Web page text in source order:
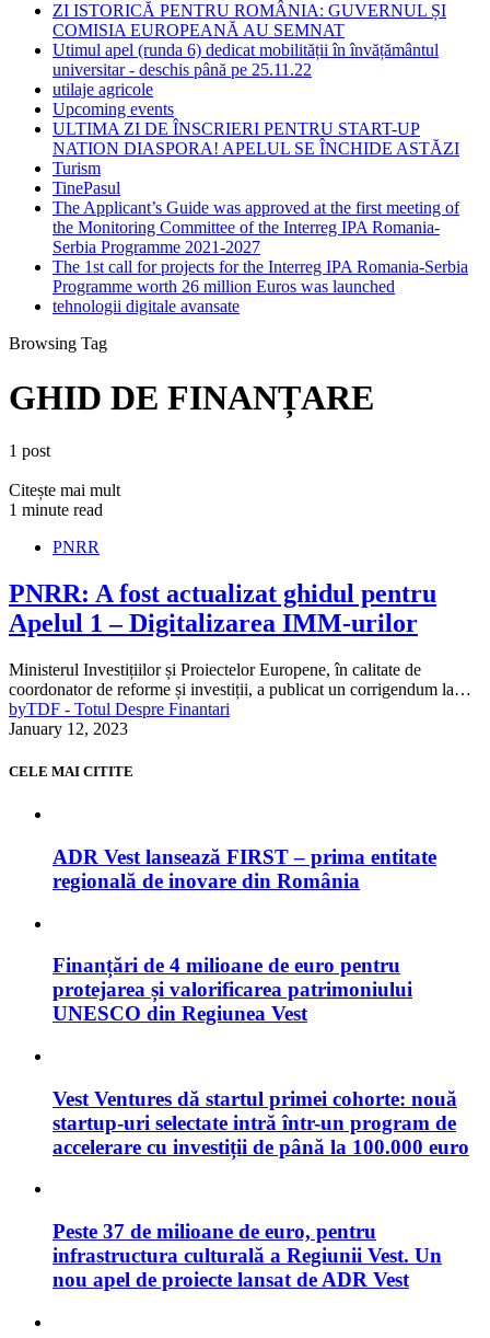
ZI ISTORICĂ PENTRU ROMÂNIA: GUVERNUL ȘI
COMISIA EUROPEANĂ AU SEMNAT
Utimul apel (runda 6) dedicat mobilității în învățământul
universitar - deschis până pe 25.11.22
utilaje agricole
Upcoming events
ULTIMA ZI DE ÎNSCRIERI PENTRU START-UP
NATION DIASPORA! APELUL SE ÎNCHIDE ASTĂZI
Turism
TinePasul
The Applicant’s Guide was approved at the first meeting of
the Monitoring Committee of the Interreg IPA Romania-
Serbia Programme 2021-2027
The 1st call for projects for the Interreg IPA Romania-Serbia
Programme worth 26 million Euros was launched
tehnologii digitale avansate
Browsing Tag
GHID DE FINANȚARE
1 post
Citește mai mult
1 minute read
PNRR
PNRR: A fost actualizat ghidul pentru
Apelul 1 – Digitalizarea IMM-urilor
Ministerul Investițiilor și Proiectelor Europene, în calitate de
coordonator de reforme și investiții, a publicat un corrigendum la…
byTDF - Totul Despre Finantari
January 12, 2023
CELE MAI CITITE
ADR Vest lansează FIRST – prima entitate
regională de inovare din România
Finanțări de 4 milioane de euro pentru
protejarea și valorificarea patrimoniului
UNESCO din Regiunea Vest
Vest Ventures dă startul primei cohorte: nouă
startup-uri selectate intră într-un program de
accelerare cu investiții de până la 100.000 euro
Peste 37 de milioane de euro, pentru
infrastructura culturală a Regiunii Vest. Un
nou apel de proiecte lansat de ADR Vest